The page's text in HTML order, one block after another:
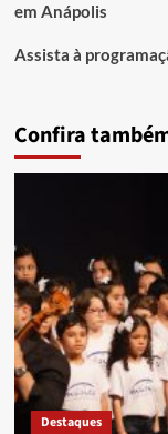
em Anápolis
Assista à
Confira
Destaques